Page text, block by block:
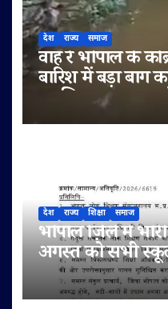
देश राज्य समाज
वाह रे भोपाल के
बारिश में बड़ा बाग
का शिकार,
देश राज्य शिक्षा समाज
भोपाल ज़िले में
अगस्त को सभी